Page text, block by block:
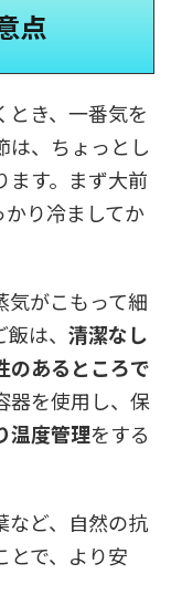
点
とき、一番気を
は、ちょっとし
ます。まず大前
り冷ましてか
気がこもって細
は、 清潔なし
のあるところで
器を使用し、保
温度管理をする
など、自然の抗
とで、より安